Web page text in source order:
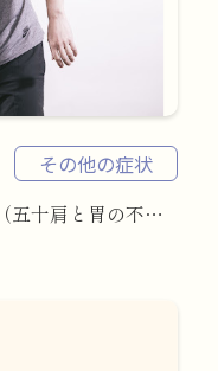
その他の症状
内臓の関連痛と似ている症状①（五十肩と胃の不調）